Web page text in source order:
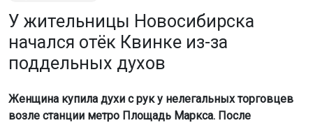
У жительницы Новосибирска
начался отёк Квинке из-за
поддельных духов
Женщина купила духи с рук у нелегальных торговцев
возле станции метро Площадь Маркса. После